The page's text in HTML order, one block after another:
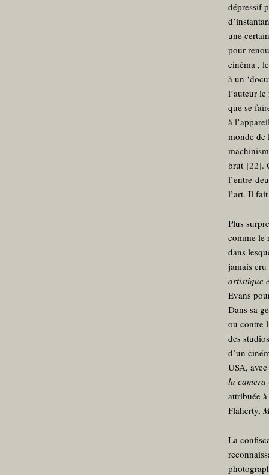
dépressif
une
pour
cinéma ,
à un
l’auteur
que se
à
monde de
brut [22].
l’entre-
l’art. Il
Plus
comme le
dans
jamais cru
artistique
Evans
Dans sa
ou contre
des
d’un
USA, avec
la camera
attribuée
Flaherty,
La